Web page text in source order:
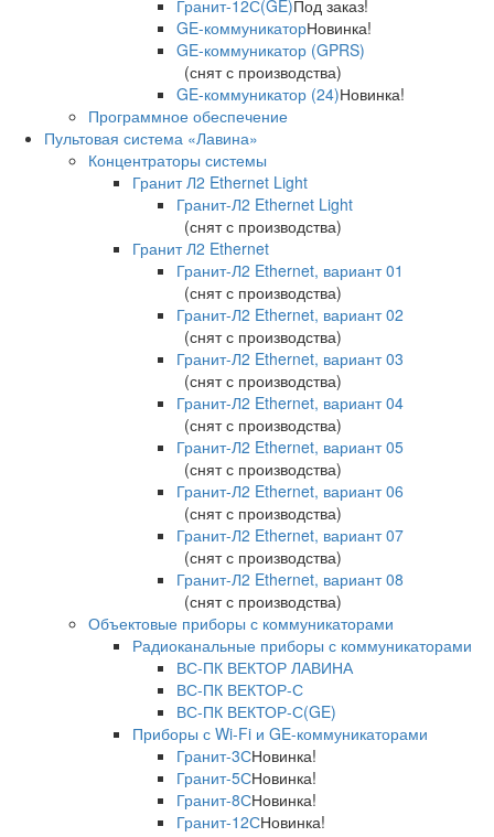
Гранит-12С(GE)Под заказ!
GE-коммуникаторНовинка!
GE-коммуникатор (GPRS)
(снят с производства)
GE-коммуникатор (24)Новинка!
Программное обеспечение
Пультовая система «Лавина»
Концентраторы системы
Гранит Л2 Ethernet Light
Гранит-Л2 Ethernet Light
(снят с производства)
Гранит Л2 Ethernet
Гранит-Л2 Ethernet, вариант 01
(снят с производства)
Гранит-Л2 Ethernet, вариант 02
(снят с производства)
Гранит-Л2 Ethernet, вариант 03
(снят с производства)
Гранит-Л2 Ethernet, вариант 04
(снят с производства)
Гранит-Л2 Ethernet, вариант 05
(снят с производства)
Гранит-Л2 Ethernet, вариант 06
(снят с производства)
Гранит-Л2 Ethernet, вариант 07
(снят с производства)
Гранит-Л2 Ethernet, вариант 08
(снят с производства)
Объектовые приборы с коммуникаторами
Радиоканальные приборы с коммуникаторами
ВС-ПК ВЕКТОР ЛАВИНА
ВС-ПК ВЕКТОР-С
ВС-ПК ВЕКТОР-С(GE)
Приборы с Wi-Fi и GE-коммуникаторами
Гранит-3СНовинка!
Гранит-5СНовинка!
Гранит-8СНовинка!
Гранит-12СНовинка!